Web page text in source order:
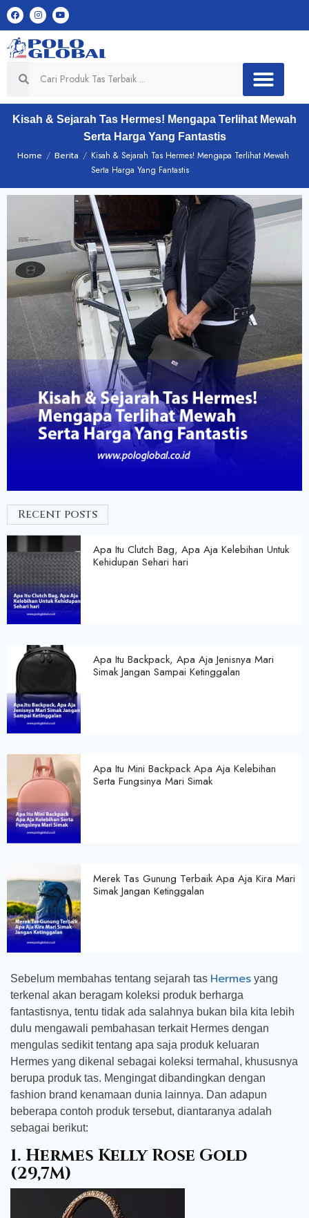
Kisah & Sejarah Tas Hermes! Mengapa Terlihat Mewah
Serta Harga Yang Fantastis
Home / Berita / Kisah & Sejarah Tas Hermes! Mengapa Terlihat Mewah
Serta Harga Yang Fantastis
Recent posts
Apa Itu Clutch Bag, Apa Aja Kelebihan Untuk
Kehidupan Sehari hari
Apa Itu Backpack, Apa Aja Jenisnya Mari
Simak Jangan Sampai Ketinggalan
Apa Itu Mini Backpack Apa Aja Kelebihan
Serta Fungsinya Mari Simak
Merek Tas Gunung Terbaik Apa Aja Kira Mari
Simak Jangan Ketinggalan
Sebelum membahas tentang sejarah tas Hermes yang
terkenal akan beragam koleksi produk berharga
fantastisnya, tentu tidak ada salahnya bukan bila kita lebih
dulu mengawali pembahasan terkait Hermes dengan
mengulas sedikit tentang apa saja produk keluaran
Hermes yang dikenal sebagai koleksi termahal, khususnya
berupa produk tas. Mengingat dibandingkan dengan
fashion brand kenamaan dunia lainnya. Dan adapun
beberapa contoh produk tersebut, diantaranya adalah
sebagai berikut:
1. Hermes Kelly Rose Gold
(29,7M)